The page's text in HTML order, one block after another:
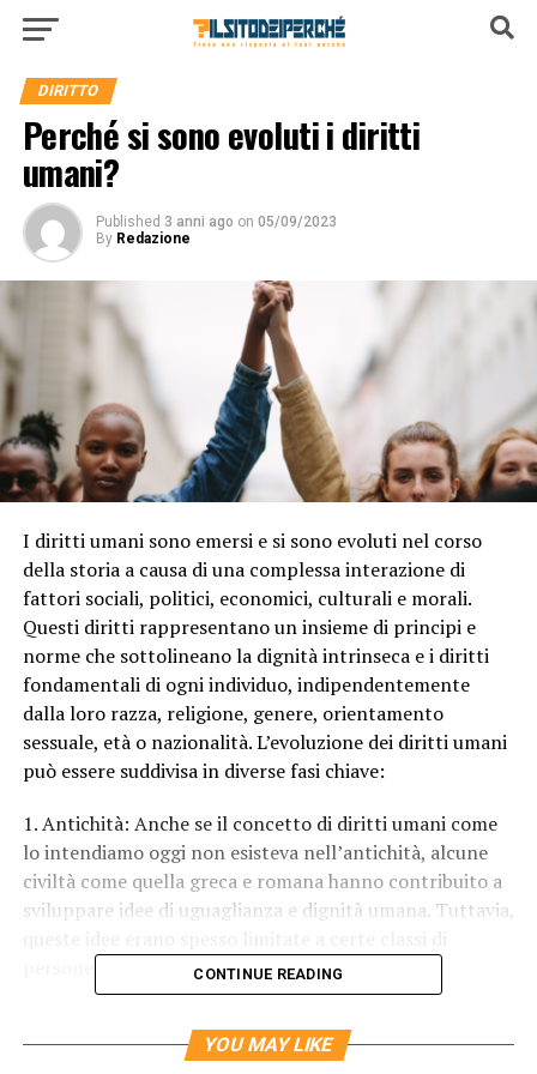
DIRITTO
Perché si sono evoluti i diritti
umani?
Published 3 anni ago on 05/09/2023
By Redazione
I diritti umani sono emersi e si sono evoluti nel corso
della storia a causa di una complessa interazione di
fattori sociali, politici, economici, culturali e morali.
Questi diritti rappresentano un insieme di principi e
norme che sottolineano la dignità intrinseca e i diritti
fondamentali di ogni individuo, indipendentemente
dalla loro razza, religione, genere, orientamento
sessuale, età o nazionalità. L’evoluzione dei diritti umani
può essere suddivisa in diverse fasi chiave:
1. Antichità: Anche se il concetto di diritti umani come
lo intendiamo oggi non esisteva nell’antichità, alcune
civiltà come quella greca e romana hanno contribuito a
sviluppare idee di uguaglianza e dignità umana. Tuttavia,
portato alla diffusione di idee democratiche, liberali e
CONTINUE READING
YOU MAY LIKE